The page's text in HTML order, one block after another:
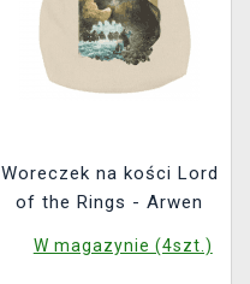
Woreczek na kości Lord
of the Rings - Arwen
W magazynie (4szt.)